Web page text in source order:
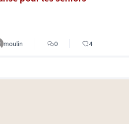
moulin 0 4